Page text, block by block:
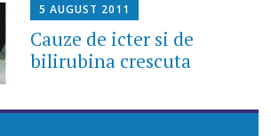
5 AUGUST 2011
Cauze de icter si de
bilirubina crescuta